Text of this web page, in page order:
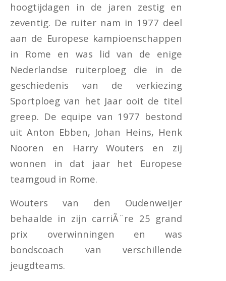
hoogtijdagen in de jaren zestig en
zeventig. De ruiter nam in 1977 deel
aan de Europese kampioenschappen
in Rome en was lid van de enige
Nederlandse ruiterploeg die in de
geschiedenis van de verkiezing
Sportploeg van het Jaar ooit de titel
greep. De equipe van 1977 bestond
uit Anton Ebben, Johan Heins, Henk
Nooren en Harry Wouters en zij
wonnen in dat jaar het Europese
teamgoud in Rome.
Wouters van den Oudenweijer
behaalde in zijn carriÃ¨re 25 grand
prix overwinningen en was
bondscoach van verschillende
jeugdteams.